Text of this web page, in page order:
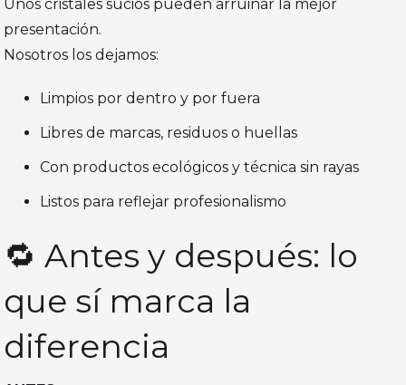
Unos cristales sucios pueden arruinar la mejor
presentación.
Nosotros los dejamos:
Limpios por dentro y por fuera
Libres de marcas, residuos o huellas
Con productos ecológicos y técnica sin rayas
Listos para reflejar profesionalismo
🔁 Antes y después: lo
que sí marca la
diferencia